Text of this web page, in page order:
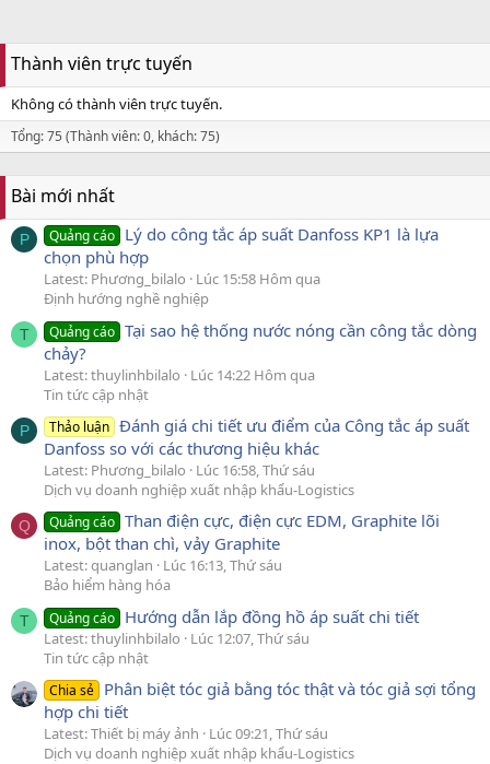
Thành viên trực tuyến
Không có thành viên trực tuyến.
Tổng: 75 (Thành viên: 0, khách: 75)
Bài mới nhất
P Quảng cáo Lý do công tắc áp suất Danfoss KP1 là lựa
chọn phù hợp
Latest: Phương_bilalo
Lúc 15:58 Hôm qua
Định hướng nghề nghiệp
T Quảng cáo Tại sao hệ thống nước nóng cần công tắc dòng
chảy?
Latest: thuylinhbilalo
Lúc 14:22 Hôm qua
Tin tức cập nhật
P Thảo luận Đánh giá chi tiết ưu điểm của Công tắc áp suất
Danfoss so với các thương hiệu khác
Latest: Phương_bilalo
Lúc 16:58, Thứ sáu
Dịch vụ doanh nghiệp xuất nhập khẩu-Logistics
Q Quảng cáo Than điện cực, điện cực EDM, Graphite lõi
inox, bột than chì, vảy Graphite
Latest: quanglan
Lúc 16:13, Thứ sáu
Bảo hiểm hàng hóa
T Quảng cáo Hướng dẫn lắp đồng hồ áp suất chi tiết
Latest: thuylinhbilalo
Lúc 12:07, Thứ sáu
Tin tức cập nhật
Chia sẻ Phân biệt tóc giả bằng tóc thật và tóc giả sợi tổng
hợp chi tiết
Latest: Thiết bị máy ảnh
Lúc 09:21, Thứ sáu
Dịch vụ doanh nghiệp xuất nhập khẩu-Logistics